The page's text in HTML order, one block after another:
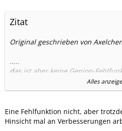
Zitat
Original geschrieben von
.....
das ist aber keine Genion-
grundsätzlich 10 bis 15
Festnetznummer auf´s Handy
Alles
Eine Fehlfunktion nicht, aber
Hinsicht mal an Verbesserungen